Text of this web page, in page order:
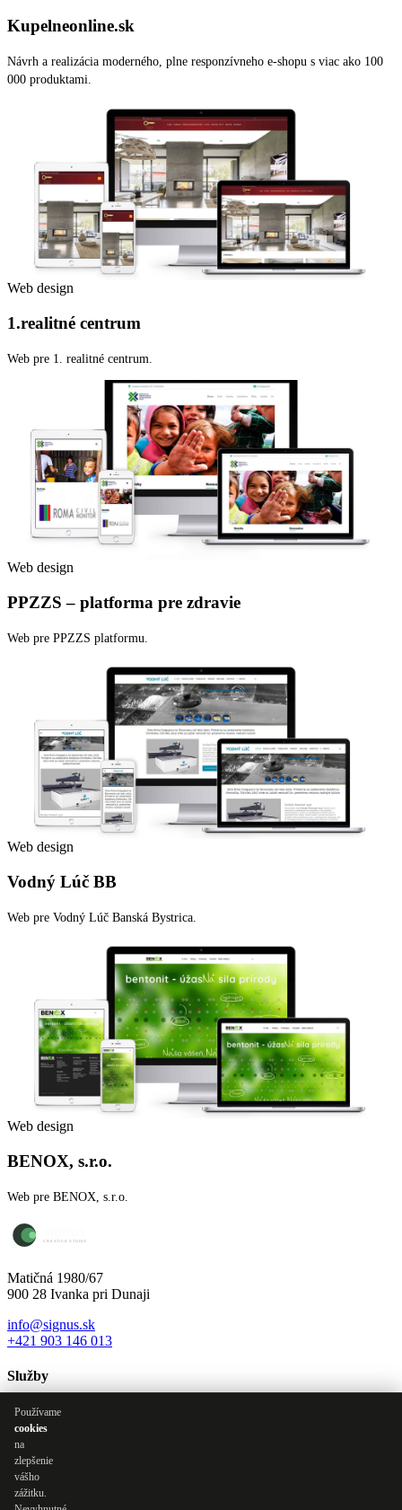
Kupelneonline.sk
Návrh a realizácia moderného, plne responzívneho e-shopu s viac ako 100
000 produktami.
Web design
1.realitné centrum
Web pre 1. realitné centrum.
Web design
PPZZS – platforma pre zdravie
Web pre PPZZS platformu.
Web design
Vodný Lúč BB
Web pre Vodný Lúč Banská Bystrica.
Web design
BENOX, s.r.o.
Web pre BENOX, s.r.o.
Matičná 1980/67
900 28 Ivanka pri Dunaji
info@signus.sk
+421 903 146 013
Služby
Tvorba webov a e-shopov
Marketingová podpora a poradenstvo
Správa Facebook stránok
Grafické služby
Používame
cookies
na
zlepšenie
vášho
zážitku.